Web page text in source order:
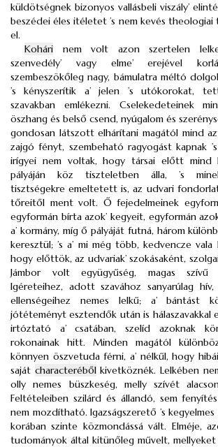
küldötségnek bizonyos vallásbeli viszály’
beszédei éles itéletet ’s nem kevés
el.
Kohári nem volt azon szertelen
szenvedély’ vagy elme’ erejével
szembeszökőleg nagy, bámulatra méltó
’s kényszerítik a’ jelen ’s utókorokat,
szavakban emlékezni. Cselekedeteinek
öszhang és belső csend, nyúgalom és
gondosan látszott elhárítani magától mind
zajgó fényt, szembeható ragyogást kapnak
irígyei nem voltak, hogy társai előtt mind
pályáján köz tiszteletben álla, ’s
tisztségekre emeltetett is, az udvari
tőreitől ment volt. Ő fejedelmeinek
egyformán bírta azok’ kegyeit, egyformán
a’ kormány, míg ő pályáját futná, három
keresztül; ’s a’ mi még több, kedvencze vala
hogy előttök, az udvariak’ szokásaként,
Jámbor volt együgyűség, magas szívű
Igéreteihez, adott szavához sanyarúlag hív,
ellenségeihez nemes lelkű; a’ bántást
jótéteményt esztendők után is hálaszavakkal
irtóztató a’ csatában, szelíd azoknak
rokonainak hitt. Minden magától
könnyen öszvetuda férni, a’ nélkűl, hogy
saját characterébőlkivetköznék. Lelkében
olly nemes büszkeség, melly szívét
Feltételeiben szilárd és állandó, sem
nem mozdítható. Igazságszerető ’s kegyelmes
korában szinte közmondássá vált. Elméje,
tudományok által kitünőleg művelt, mellyeket